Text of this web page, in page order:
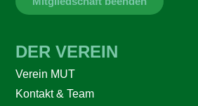
DER VEREIN
Verein MUT
Kontakt & Team